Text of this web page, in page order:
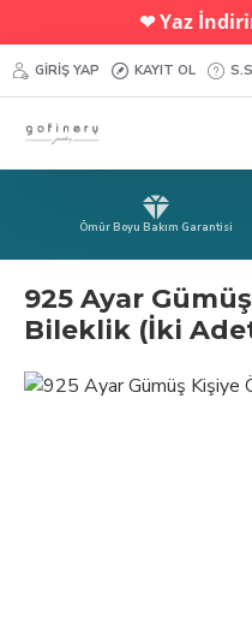
❤︎Yaz
GIRIŞ YAP KAYIT OL
Ömür Boyu Bakım Garantisi
925 Ayar
Bileklik (İki